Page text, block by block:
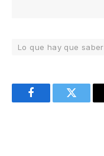
Lo que hay que saber
FacebookTwitter